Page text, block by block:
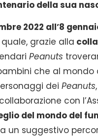
della sua
2022 all’8
grazie alla
Peanuts
che al
deiPeanuts
con
del mondo del
un suggestivo